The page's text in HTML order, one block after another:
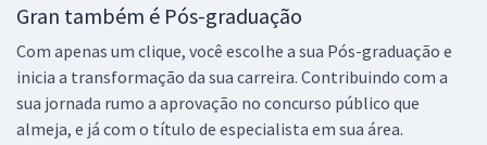
Gran também é Pós-graduação
Com apenas um clique, você escolhe a sua Pós-graduação e
inicia a transformação da sua carreira. Contribuindo com a
sua jornada rumo a aprovação no concurso público que
almeja, e já com o título de especialista em sua área.